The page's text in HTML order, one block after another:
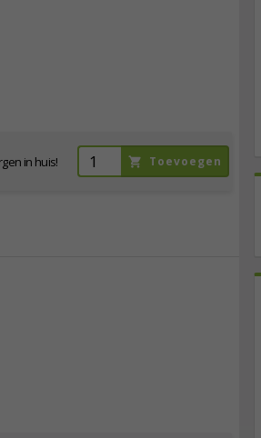
in huis! Toevoegen